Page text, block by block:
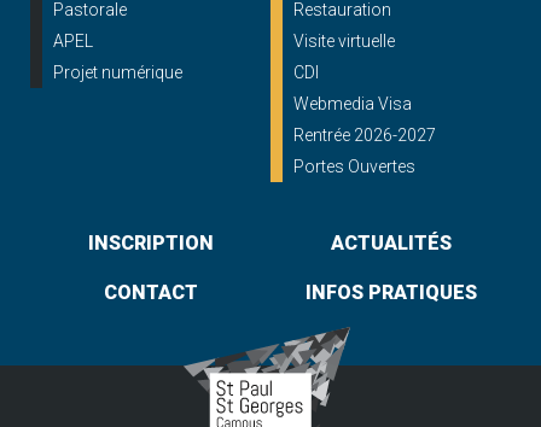
Pastorale
APEL
Projet numérique
Restauration
Visite virtuelle
CDI
Webmedia Visa
Rentrée 2026-2027
Portes Ouvertes
INSCRIPTION ACTUALITÉS
CONTACT INFOS PRATIQUES